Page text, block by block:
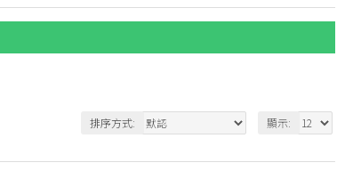
排序方式: 顯示: